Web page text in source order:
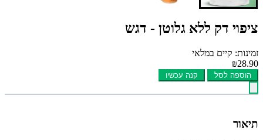
ציפוי דק ללא גלוטן - דגש
זמינות: קיים במלאי
₪28.90
הוספה לסל קנה עכשיו
תיאור